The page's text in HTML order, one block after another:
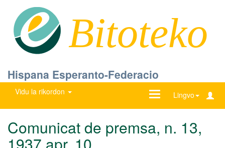
Bitoteko
Hispana Esperanto-Federacio
Vidu la rikordon Lingvo
Ŝanĝu
Comunicat de premsa, n. 13,
1937 apr. 10